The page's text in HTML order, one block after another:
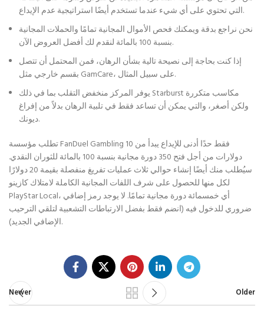
التي تحتوي على أي شيء عندما تستخدم أيضًا استراتيجية عدم الإيداع.
نحن نراجع بدقة ويمكنك فحص الأموال المجانية تمامًا والحملات المجانية
بنسبة 100 بالمائة لنقدم لك أفضل العروض الآن.
إذا كنت بحاجة إلى نصيحة تالية بشأن الرهان، فمن المحتمل أن تتصل
بقسم خارجي مثل GamCare، على سبيل المثال.
يوفر المركز منخفض التقلب بما في ذلك Starburst مكاسب متكررة
ولكن أصغر، والتي يمكن أن تساعد فقط في تلبية الرهان بدلاً من إفراغ
ديونك.
تطلب مؤسسة FanDuel Gambling فقط حدًا أدنى للإيداع يبدأ من 10
دولارات من أجل فتح 350 دورة مجانية بنسبة 100 بالمائة للثوران النقدي.
سيُطلب منك أيضًا إنشاء حوالي ثلاث عمليات تفريغ منفصلة بقيمة 20 دولارًا
لكل منها للحصول على شرف اللفات المجانية الكاملة لامتلاك كازينو
PlayStar Local، أي خمسمائة دورة مجانية تمامًا. لا يوجد رمز إضافي
ضروري للدخول فيه (انضم فقط بفضل الارتباطات التشعبية لتلقي الترحيب
الإضافي الجديد).
Newer Older